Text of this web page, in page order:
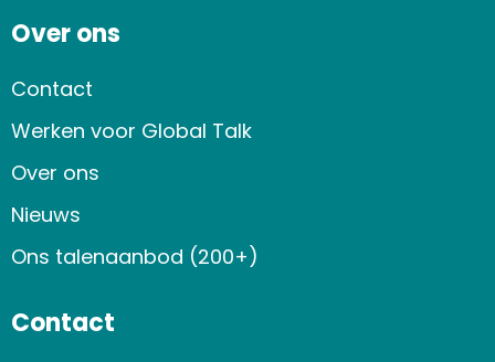
Over ons
Contact
Werken voor Global Talk
Over ons
Nieuws
Ons talenaanbod (200+)
Contact